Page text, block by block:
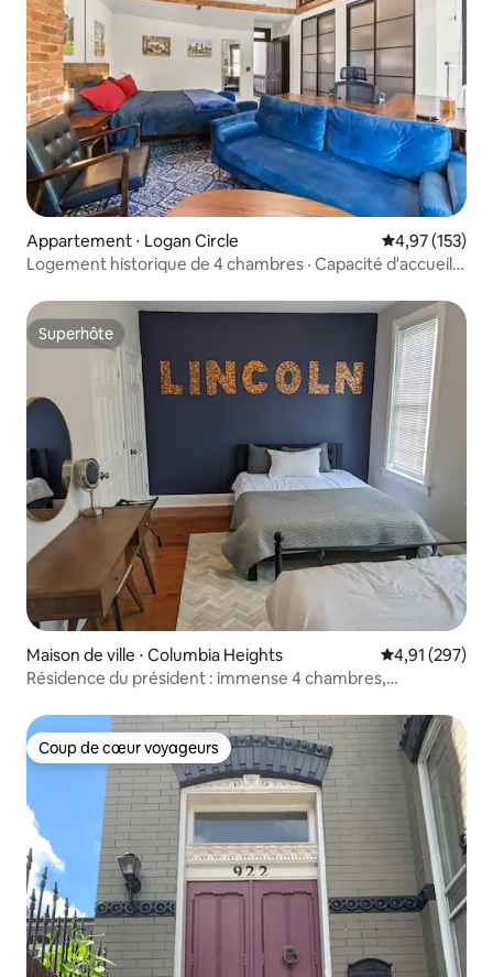
Appartement ⋅ Logan Circle Évaluation
4,97 (153)
Logement historique de 4 chambres · Capacité d'accueil
Superhôte
Superhôte
Maison de ville ⋅ Columbia Heights Évaluation
4,91 (297)
Résidence du président : immense 4 chambres,
Coup de cœur voyageurs
Coup de cœur voyageurs